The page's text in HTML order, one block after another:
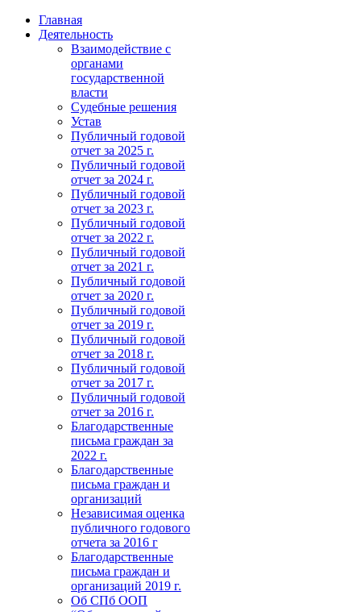
Главная
Деятельность
Взаимодействие с
органами
государственной
власти
Судебные решения
Устав
Публичный годовой
отчет за 2025 г.
Публичный годовой
отчет за 2024 г.
Публичный годовой
отчет за 2023 г.
Публичный годовой
отчет за 2022 г.
Публичный годовой
отчет за 2021 г.
Публичный годовой
отчет за 2020 г.
Публичный годовой
отчет за 2019 г.
Публичный годовой
отчет за 2018 г.
Публичный годовой
отчет за 2017 г.
Публичный годовой
отчет за 2016 г.
Благодарственные
письма граждан за
2022 г.
Благодарственные
письма граждан и
организаций
Независимая оценка
публичного годового
отчета за 2016 г
Благодарственные
письма граждан и
организаций 2019 г.
Об СПб ООП